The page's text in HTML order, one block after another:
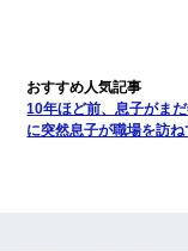
10年ほど前、息子がま
に突然息子が職場を訪ね